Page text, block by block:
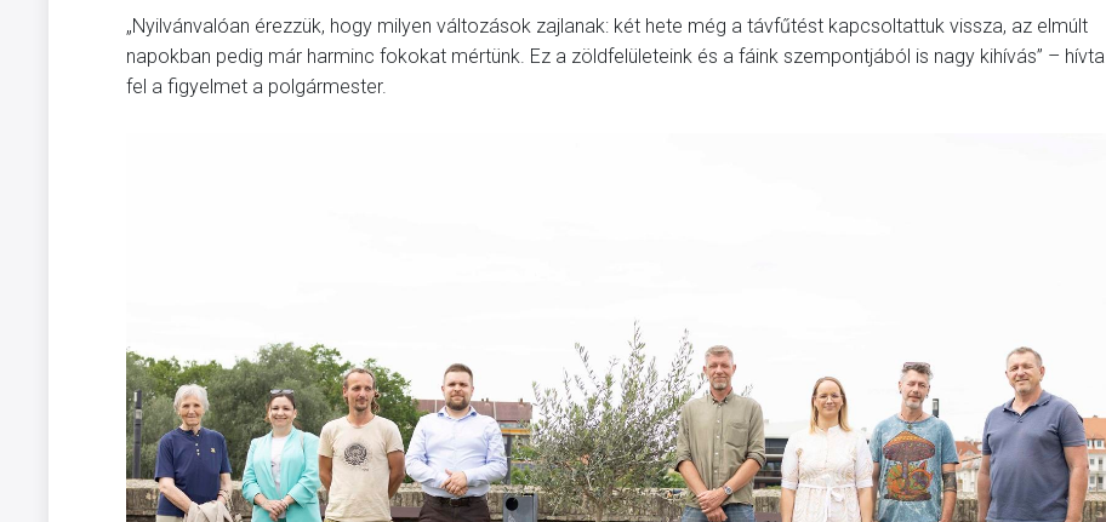
„Nyilvánvalóan érezzük, hogy milyen változások zajlanak: két hete még a távfűtést kapcsoltattuk vissza, az elmúlt
napokban pedig már harminc fokokat mértünk. Ez a zöldfelületeink és a fáink szempontjából is nagy kihívás” – hívta
fel a figyelmet a polgármester.